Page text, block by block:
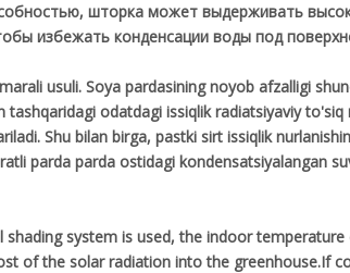
шторка может выдерживать
избежать конденсации воды под
usuli. Soya pardasining noyob afzalligi
odatdagi issiqlik radiatsiyaviy
Shu bilan birga, pastki sirt issiqlik
parda parda ostidagi kondensatsiyalangan
system is used, the indoor
of the solar radiation into the greenhouse.If